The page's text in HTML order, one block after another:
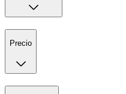
Precio